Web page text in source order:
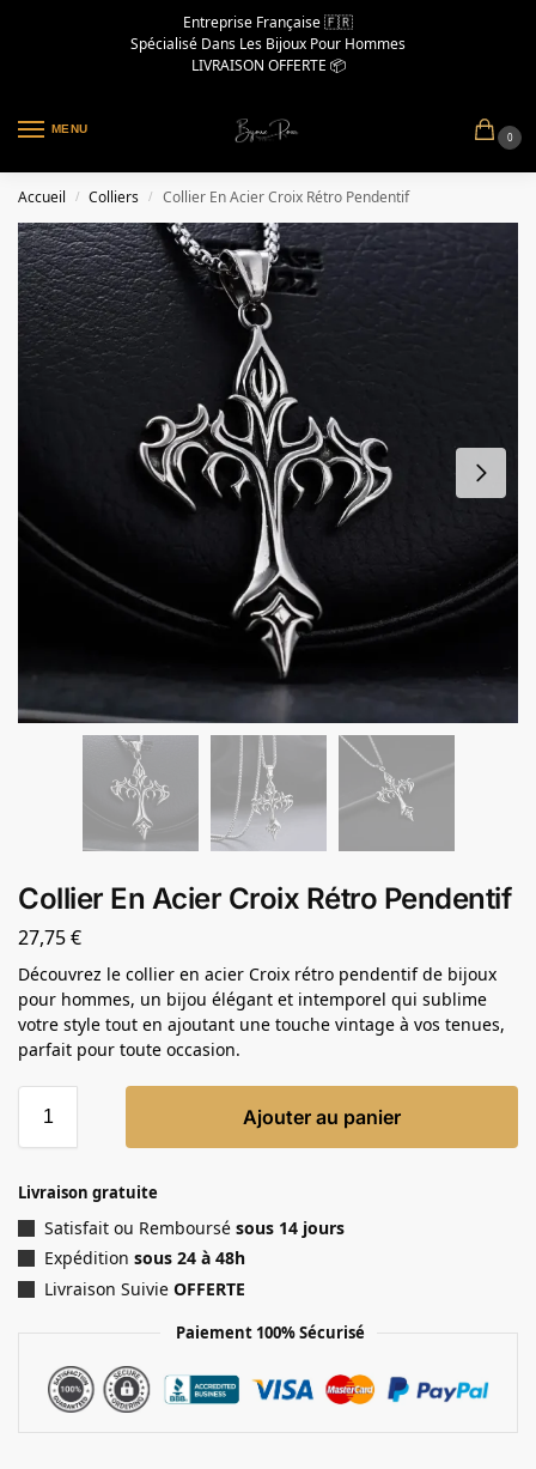
Entreprise Française 🇫🇷
Spécialisé Dans Les Bijoux Pour Hommes
LIVRAISON OFFERTE 📦
MENU
0
Accueil / Colliers / Collier En Acier Croix Rétro Pendentif
Collier En Acier Croix Rétro Pendentif
27,75€
Découvrez le collier en acier Croix rétro pendentif de bijoux
pour hommes, un bijou élégant et intemporel qui sublime
votre style tout en ajoutant une touche vintage à vos tenues,
parfait pour toute occasion.
Ajouter au panier
Livraison gratuite
Satisfait ou Remboursé sous 14 jours
Expédition sous 24 à 48h
Livraison Suivie OFFERTE
Paiement 100% Sécurisé